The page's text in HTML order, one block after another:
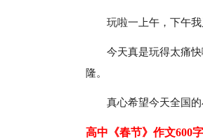
玩啦一上午，下午
今天真是玩得太痛
隆。
真心希望今天全国
高中《春节》作文600